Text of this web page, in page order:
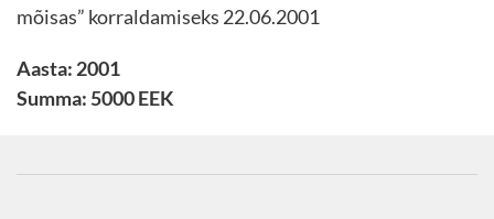
mõisas” korraldamiseks 22.06.2001
Aasta: 2001
Summa: 5000 EEK